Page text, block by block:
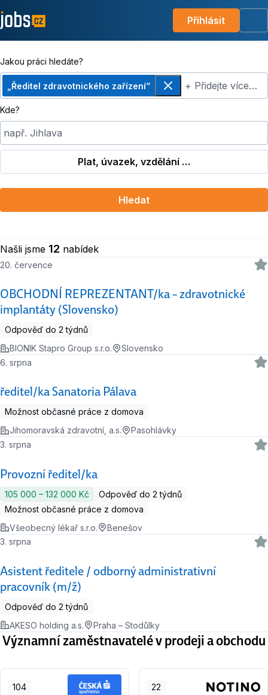
Přihlásit
Jakou práci hledáte?
„Ředitel zdravotnického zařízení“
Odebrat+ Přidejte více…
Kde?
např. Jihlava
Plat, úvazek, vzdělání …
Hledat
Našli jsme 12 nabídek
OBCHODNÍ REPREZENTANT/ka – zdravotnické
implantáty (Slovensko)
20. července
Odpověď do 2 týdnů
BIONIK Stapro Group s.r.o.
Slovensko
ředitel/ka Sanatoria Pálava
6. srpna
Možnost občasné práce z domova
Jihomoravská zdravotní, a.s.
Pasohlávky
Provozní ředitel/ka
3. srpna
105 000 ‍–‍ 132 000 Kč
Odpověď do 2 týdnů
Možnost občasné práce z domova
Všeobecný lékař s.r.o.
Benešov
Asistent ředitele / odborný administrativní
pracovník (m/ž)
3. srpna
Odpověď do 2 týdnů
AKESO holding a.s.
Praha – Stodůlky
Významní zaměstnavatelé v prodeji a obchodu
104 22